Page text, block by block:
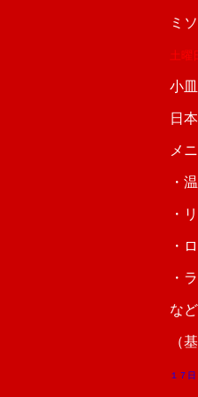
ミ
土
小
日
メ
・
・
・
・
な
（
１７